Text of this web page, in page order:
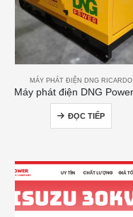
MÁY PHÁT ĐIỆN DNG RICARDO
ĐỌC TIẾP